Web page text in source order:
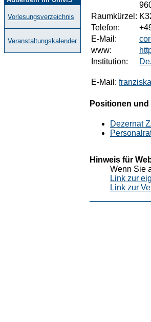
Vorlesungsverzeichnis
Veranstaltungskalender
Raumkürzel:
Telefon:
E-Mail:
www:
Institution:
E-Mail:
Positionen
Dezernat
Hinweis für
Wenn Sie
Link zur
Link zur